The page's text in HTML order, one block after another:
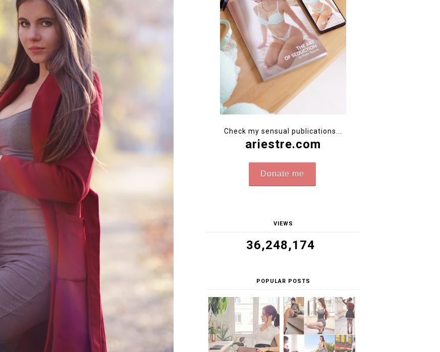
Check my sensual publications...
ariestre.com
Donate me
VIEWS
36,248,174
POPULAR POSTS